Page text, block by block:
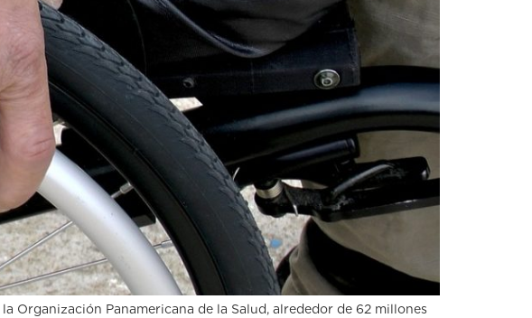
Organización Panamericana de la Salud, alrededor de 62 millones